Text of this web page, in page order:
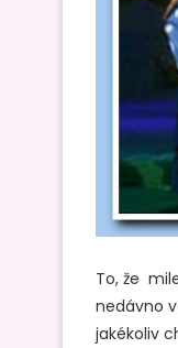
To, že
nedávno
jakékoliv